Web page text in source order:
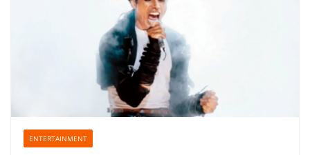
ENTERTAINMENT